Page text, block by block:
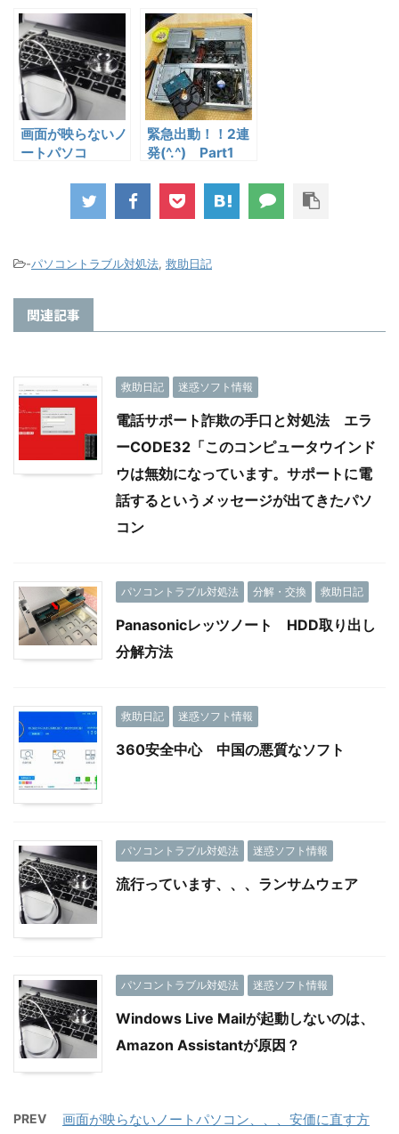
法
画面が映らないノ
ートパソコ
ノートパソコン－
緊急出動！！2連
発(^.^) Part1
-パソコントラブル対処法, 救助日記
関連記事
救助日記 迷惑ソフト情報
電話サポート詐欺の手口と対処法 エラ
ーCODE32「このコンピュータウインド
ウは無効になっています。サポートに電
話するというメッセージが出てきたパソ
コン
パソコントラブル対処法 分解・交換 救助日記
Panasonicレッツノート HDD取り出し
分解方法
救助日記 迷惑ソフト情報
360安全中心 中国の悪質なソフト
パソコントラブル対処法 迷惑ソフト情報
流行っています、、、ランサムウェア
パソコントラブル対処法 迷惑ソフト情報
Windows Live Mailが起動しないのは、
Amazon Assistantが原因？
PREV
画面が映らないノートパソコン、、、安価に直す方